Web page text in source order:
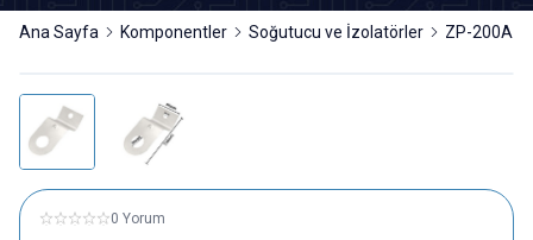
Ana Sayfa Komponentler Soğutucu ve İzolatörler ZP-200A
0 Yorum